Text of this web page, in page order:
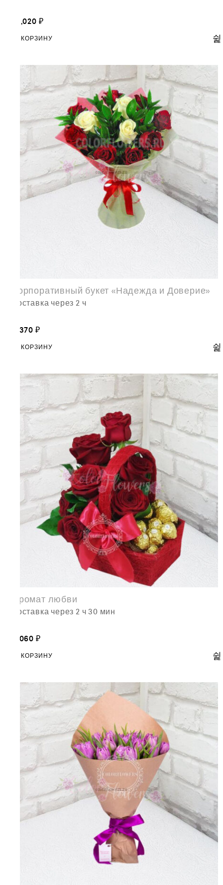
13,020 ₽
В КОРЗИНУ
Корпоративный букет «Надежда и Доверие»
доставка через 2 ч
8,370 ₽
В КОРЗИНУ
Аромат любви
доставка через 2 ч 30 мин
8,060 ₽
В КОРЗИНУ